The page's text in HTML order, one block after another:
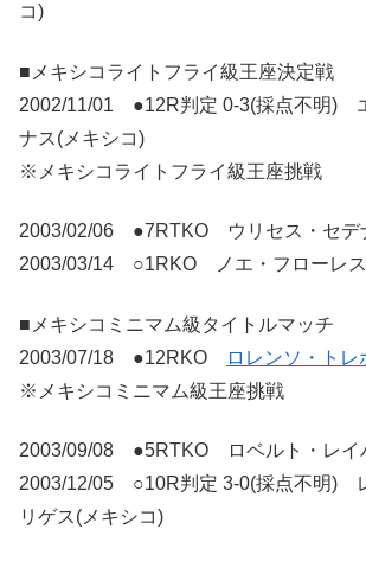
コ)
■メキシコライトフライ級王座決定戦
2002/11/01 ●12R判定 0-3(採点不明)
ナス(メキシコ)
※メキシコライトフライ級王座挑戦
2003/02/06 ●7RTKO ウリセス・セデ
2003/03/14 ○1RKO ノエ・フローレス
■メキシコミニマム級タイトルマッチ
2003/07/18 ●12RKO
ロレンソ・トレ
※メキシコミニマム級王座挑戦
2003/09/08 ●5RTKO ロベルト・レイ
2003/12/05 ○10R判定 3-0(採点不明)
リゲス(メキシコ)